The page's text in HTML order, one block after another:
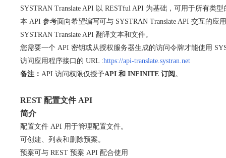
SYSTRAN Translate API 以 RESTful API 为基础，可用于所有类
本 API 参考面向希望编写可与 SYSTRAN Translate API 交互的
SYSTRAN Translate API 翻译文本和文件。
您需要一个 API 密钥或从授权服务器生成的访问令牌才能使用
访问应用程序接口的 URL :https://api-translate.systran.net
备注： API 访问权限仅授予API 和 INFINITE 订阅 。
REST 配置文件 API
简介
配置文件 API 用于管理配置文件。
可创建、列表和删除预案。
预案可与 REST 预案 API 配合使用